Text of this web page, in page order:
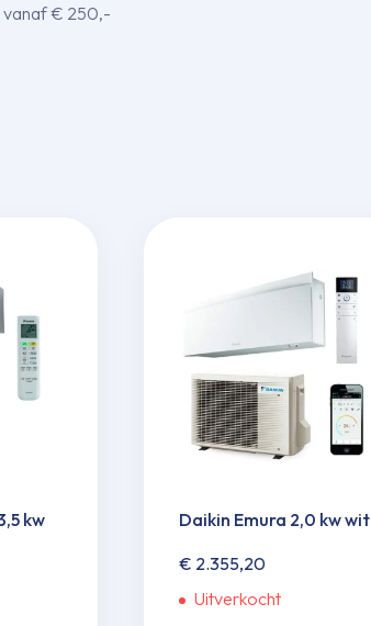
vanaf € 250,-
kw
Daikin Emura 2,0 kw wit
€ 2.355,20
Uitverkocht